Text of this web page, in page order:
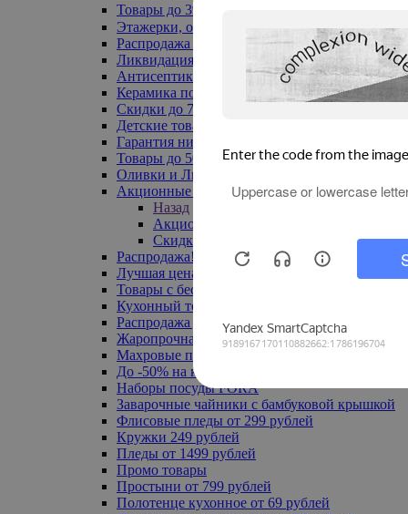
Товары до 399₽
Этажерки, обувницы
Распродажа текстиля до -50%
Ликвидация до -70%
Антисептики
Керамика по 129 руб
Скидки до 70%
Детские товары
Гарантия низкой цены
Товары до 500 руб
Оливки и Лимоны
Акционные товары
Назад
Акционные товары
Скидка 20% по промокоду
Распродажа! Ульяновск до -70%
Лучшая цена
Товары с бесплатной доставкой
Кухонный текстиль
Распродажа до -50%
Жаропрочная посуда
Махровые полотенца
До -50% на ковры
Наборы посуды FORA
Заварочные чайники с бамбуковой крышкой
Флисовые пледы от 299 рублей
Кружки 249 рублей
Пледы от 1499 рублей
Промо товары
Простыни от 799 рублей
Полотенце кухонное от 69 рублей